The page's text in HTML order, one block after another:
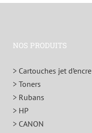
NOS PRODUITS
> Cartouches jet d’encre
> Toners
> Rubans
> HP
> CANON